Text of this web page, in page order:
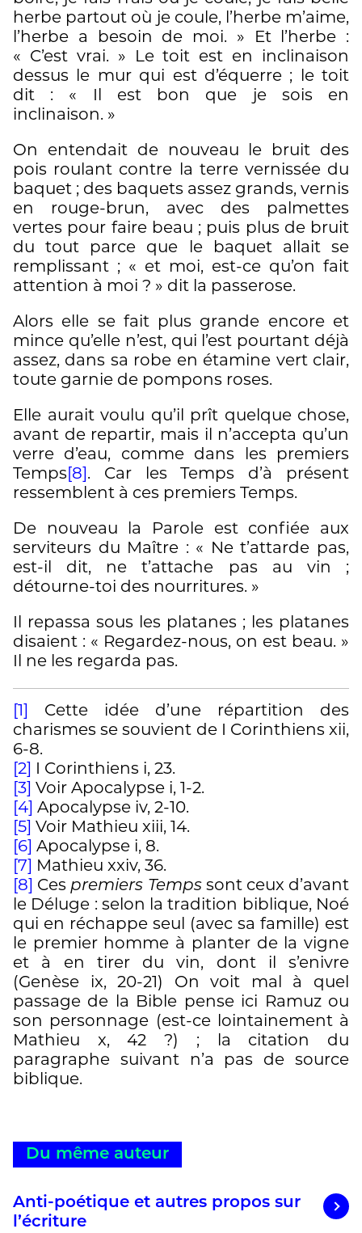
herbe partout où je coule, l’herbe m’aime,
l’herbe a besoin de moi. » Et l’herbe :
« C’est vrai. » Le toit est en inclinaison
dessus le mur qui est d’équerre ; le toit
dit : « Il est bon que je sois en
inclinaison. »
On entendait de nouveau le bruit des
pois roulant contre la terre vernissée du
baquet ; des baquets assez grands, vernis
en rouge-brun, avec des palmettes
vertes pour faire beau ; puis plus de bruit
du tout parce que le baquet allait se
remplissant ; « et moi, est-ce qu’on fait
attention à moi ? » dit la passerose.
Alors elle se fait plus grande encore et
mince qu’elle n’est, qui l’est pourtant déjà
assez, dans sa robe en étamine vert clair,
toute garnie de pompons roses.
Elle aurait voulu qu’il prît quelque chose,
avant de repartir, mais il n’accepta qu’un
verre d’eau, comme dans les premiers
Temps [8] . Car les Temps d’à présent
ressemblent à ces premiers Temps.
De nouveau la Parole est confiée aux
serviteurs du Maître : « Ne t’attarde pas,
est-il dit, ne t’attache pas au vin ;
détourne-toi des nourritures. »
Il repassa sous les platanes ; les platanes
disaient : « Regardez-nous, on est beau. »
Il ne les regarda pas.
[1]
Cette idée d’une répartition des
charismes se souvient de I Corinthiens xii,
6-8.
[2]
I Corinthiens i, 23.
[3] Voir Apocalypse i, 1-2.
[4] Apocalypse iv, 2-10.
[5] Voir Mathieu xiii, 14.
[6] Apocalypse i, 8.
[7]
Mathieu xxiv, 36.
[8]
Ces premiers Tempssont ceux d’avant
le Déluge : selon la tradition biblique, Noé
qui en réchappe seul (avec sa famille) est
le premier homme à planter de la vigne
et à en tirer du vin, dont il s’enivre
(Genèse ix, 20-21) On voit mal à quel
passage de la Bible pense ici Ramuz ou
son personnage (est-ce lointainement à
Mathieu x, 42 ?) ; la citation du
paragraphe suivant n’a pas de source
biblique.
Du même auteur
Anti-poétique et autres propos sur
l’écriture